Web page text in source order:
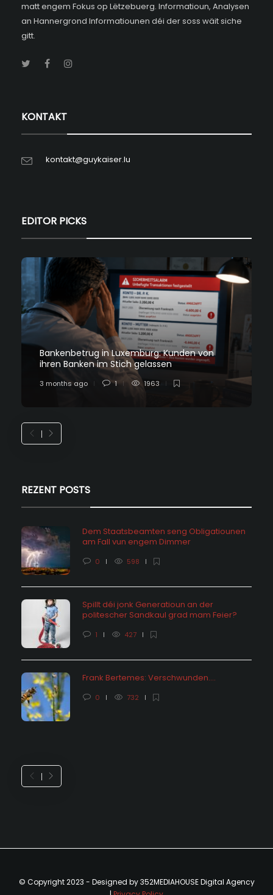
matt engem Fokus op Lëtzebuerg. Informatioun, Analysen
an Hannergrond Informatiounen déi der soss wäit siche
gitt.
KONTAKT
kontakt@guykaiser.lu
EDITOR PICKS
Bankenbetrug in Luxemburg: Kunden von
ihren Banken im Stich gelassen
3 months ago 1 1963
REZENT POSTS
Dem Staatsbeamten seng Obligatiounen
am Fall vun engem Dimmer
0 598
Spillt déi jonk Generatioun an der
politescher Sandkaul grad mam Feier?
1 427
Frank Bertemes: Verschwunden….
0 732
© Copyright 2023 - Designed by 352MEDIAHOUSE Digital Agency